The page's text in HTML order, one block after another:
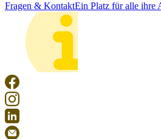
Fragen & KontaktEin Platz für alle ihre